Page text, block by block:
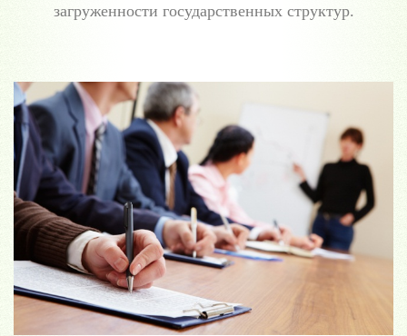
загруженности государственных структур.